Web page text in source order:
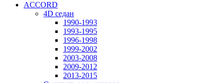
ACCORD
4D седан
1990-1993
1993-1995
1996-1998
1999-2002
2003-2008
2009-2012
2013-2015